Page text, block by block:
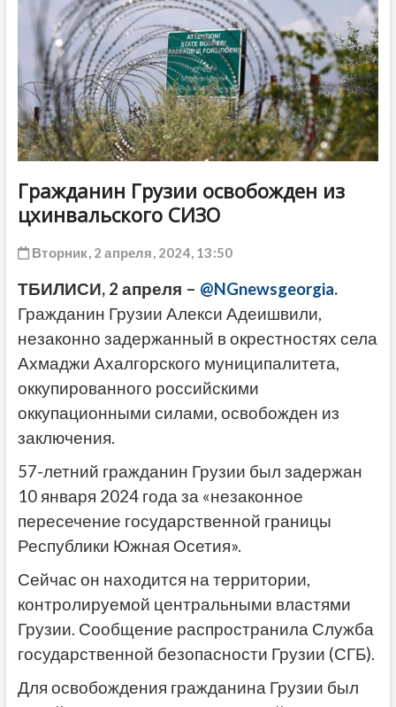
Гражданин Грузии освобожден из
цхинвальского СИЗО
Вторник, 2 апреля, 2024, 13:50
ТБИЛИСИ, 2 апреля – @NGnewsgeorgia.
Гражданин Грузии Алекси Адеишвили,
незаконно задержанный в окрестностях села
Ахмаджи Ахалгорского муниципалитета,
оккупированного российскими
оккупационными силами, освобожден из
заключения.
57-летний гражданин Грузии был задержан
10 января 2024 года за «незаконное
пересечение государственной границы
Республики Южная Осетия».
Сейчас он находится на территории,
контролируемой центральными властями
Грузии. Сообщение распространила Служба
государственной безопасности Грузии (СГБ).
Для освобождения гражданина Грузии был